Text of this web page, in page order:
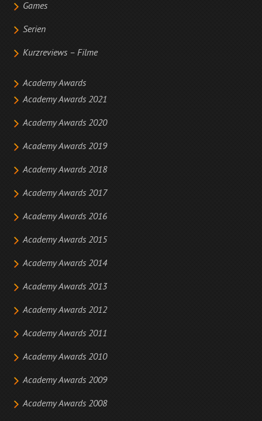
Games
Serien
Kurzreviews – Filme
Academy Awards
Academy Awards 2021
Academy Awards 2020
Academy Awards 2019
Academy Awards 2018
Academy Awards 2017
Academy Awards 2016
Academy Awards 2015
Academy Awards 2014
Academy Awards 2013
Academy Awards 2012
Academy Awards 2011
Academy Awards 2010
Academy Awards 2009
Academy Awards 2008